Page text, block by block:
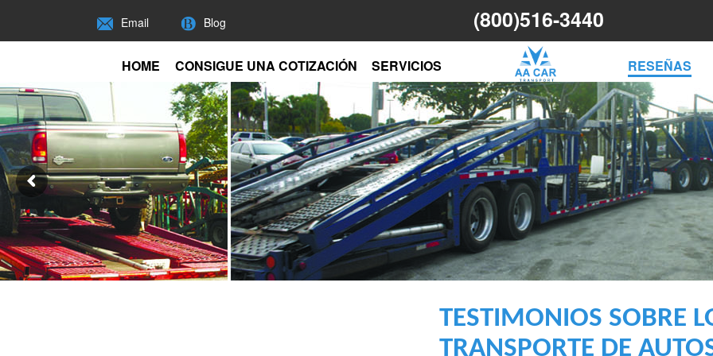
Email Blog (800)516-3440
HOME CONSIGUE UNA COTIZACIÓN SERVICIOS RESEÑAS
TESTIMONIOS SOBRE
TRANSPORTE DE